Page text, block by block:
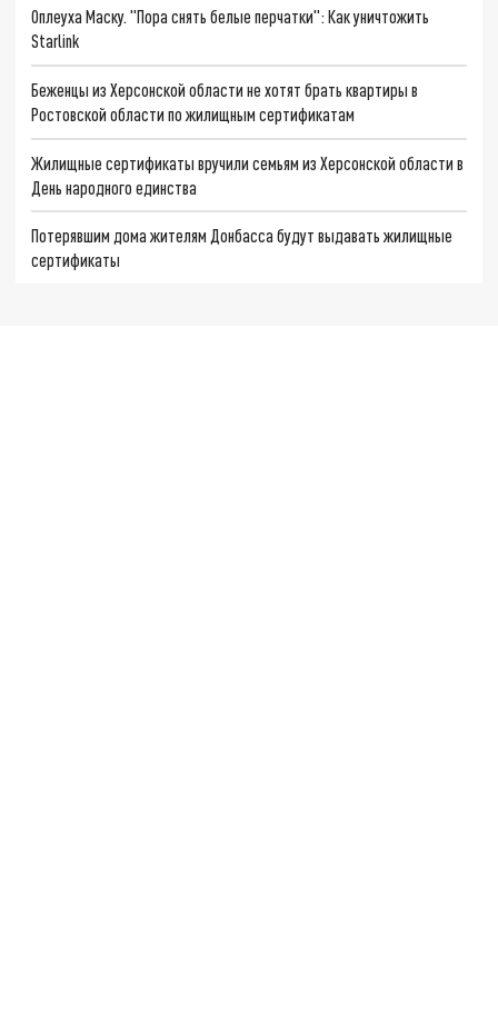
Оплеуха Маску. "Пора снять белые перчатки": Как уничтожить
Starlink
Беженцы из Херсонской области не хотят брать квартиры в
Ростовской области по жилищным сертификатам
Жилищные сертификаты вручили семьям из Херсонской области в
День народного единства
Потерявшим дома жителям Донбасса будут выдавать жилищные
сертификаты